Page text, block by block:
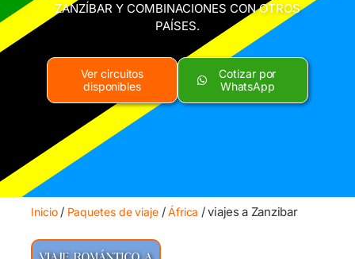
ZANZÍBAR Y COMBINACIONES CON OTROS
PAÍSES.
Ver circuitos
disponibles
Cotizar por
WhatsApp
Inicio/ Paquetes de viaje/África / viajes a Zanzibar